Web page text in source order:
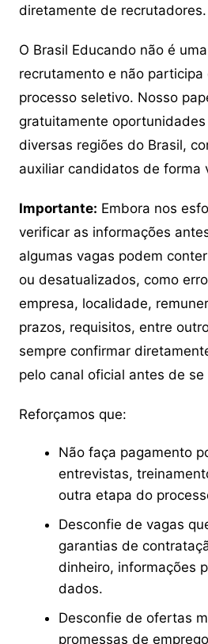
diretamente de recrutadores.
O Brasil Educando não é
recrutamento e não participa
processo seletivo. Nosso
gratuitamente
diversas regiões do Brasil,
auxiliar candidatos de forma
Importante: Embora nos
verificar as informações
algumas vagas podem
ou desatualizados, como
empresa, localidade,
prazos, requisitos, entre
sempre confirmar
pelo canal oficial antes de
Reforçamos que:
Não faça pagamento
entrevistas,
outra etapa do
Desconfie de vagas
garantias de
dinheiro, informações
dados.
Desconfie de ofertas
promessas de